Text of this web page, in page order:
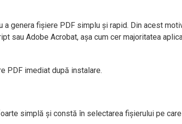
genera fișiere PDF simplu și rapid. Din acest
sau Adobe Acrobat, așa cum cer majoritatea
PDF imediat după instalare.
simplă și constă în selectarea fișierului pe